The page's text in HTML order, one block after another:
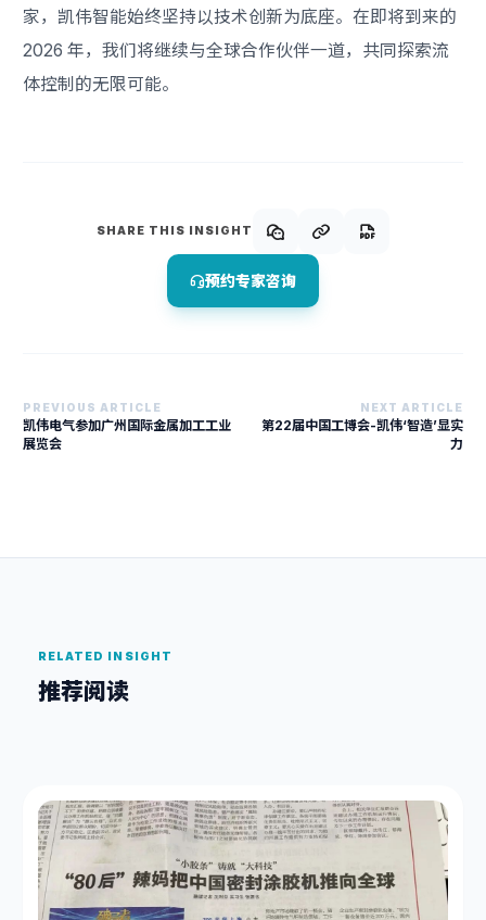
家，凯伟智能始终坚持以技术创新为底座。在即将到来的
2026 年，我们将继续与全球合作伙伴一道，共同探索流
体控制的无限可能。
SHARE THIS INSIGHT
预约专家咨询
PREVIOUS ARTICLE
凯伟电气参加广州国际金属加工工业
展览会
NEXT ARTICLE
第22届中国工博会-凯伟‘智造’显实
力
RELATED INSIGHT
推荐阅读